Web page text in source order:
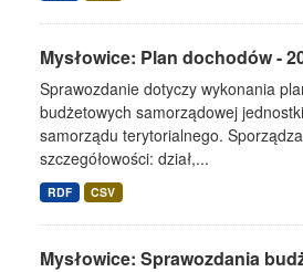
Mysłowice: Plan dochodów -
Sprawozdanie dotyczy wykonania
budżetowych samorządowej
samorządu terytorialnego.
szczegółowości: dział,...
RDF CSV
Mysłowice: Sprawozdania